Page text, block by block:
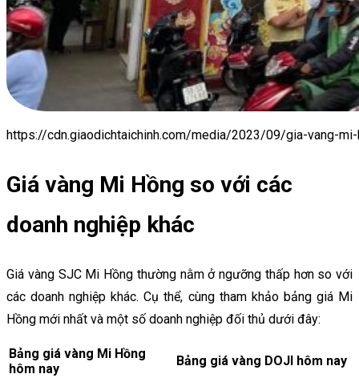
https://cdn.giaodichtaichinh.com/media/2023/09/gia-vang-
Giá vàng Mi Hồng so với các
doanh nghiệp khác
Giá vàng SJC Mi Hồng thường nằm ở ngưỡng thấp hơn so với
các doanh nghiệp khác. Cụ thể, cùng tham khảo bảng giá Mi
Hồng mới nhất và một số doanh nghiệp đối thủ dưới đây:
Bảng giá vàng Mi Hồng
hôm nay
Bảng giá vàng DOJI hôm nay